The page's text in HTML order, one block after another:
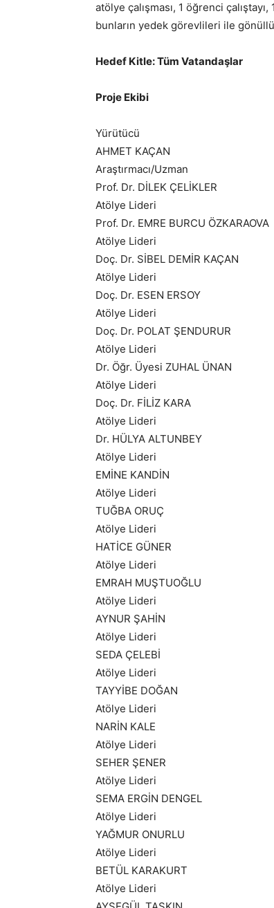
atölye çalışması, 1 öğrenci
bunların yedek görevlileri ile
Hedef Kitle: Tüm Vatandaşlar​
Proje Ekibi
Yürütücü
AHMET KAÇAN
Araştırmacı/Uzman
Prof. Dr. DİLEK ÇELİKLER
Atölye Lideri
Prof. Dr. EMRE BURCU ÖZKARAOVA
Atölye Lideri
Doç. Dr. SİBEL DEMİR KAÇAN
Atölye Lideri
Doç. Dr. ESEN ERSOY
Atölye Lideri
Doç. Dr. POLAT ŞENDURUR
Atölye Lideri
Dr. Öğr. Üyesi ZUHAL ÜNAN
Atölye Lideri
Doç. Dr. FİLİZ KARA
Atölye Lideri
Dr. HÜLYA ALTUNBEY
Atölye Lideri
EMİNE KANDİN
Atölye Lideri
TUĞBA ORUÇ
Atölye Lideri
HATİCE GÜNER
Atölye Lideri
EMRAH MUŞTUOĞLU
Atölye Lideri
AYNUR ŞAHİN
Atölye Lideri
SEDA ÇELEBİ
Atölye Lideri
TAYYİBE DOĞAN
Atölye Lideri
NARİN KALE
Atölye Lideri
SEHER ŞENER
Atölye Lideri
SEMA ERGİN DENGEL
Atölye Lideri
YAĞMUR ONURLU
Atölye Lideri
BETÜL KARAKURT
Atölye Lideri